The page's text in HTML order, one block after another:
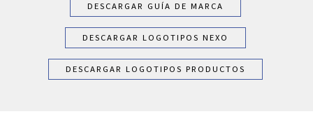
DESCARGAR GUÍA DE MARCA
DESCARGAR LOGOTIPOS NEXO
DESCARGAR LOGOTIPOS PRODUCTOS